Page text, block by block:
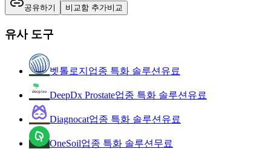
공유하기 비교함 추가비교
유사 도구
벳톨로지 업종 특화 솔루션 유료
DeepDx Prostate업종 특화 솔루션 유료
Diagnocat업종 특화 솔루션 유료
OneSoil업종 특화 솔루션 무료